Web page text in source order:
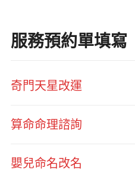
服務預約單填寫
奇門天星改運
算命命理諮詢
嬰兒命名改名